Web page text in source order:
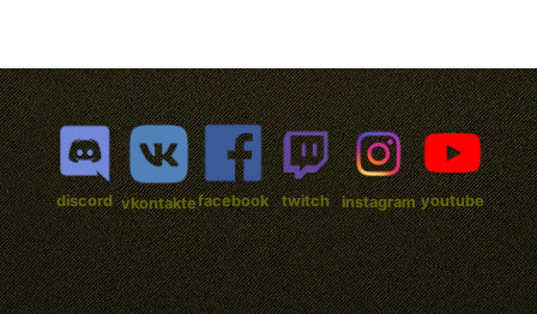
discord vkontaktefacebook twitch instagram youtube